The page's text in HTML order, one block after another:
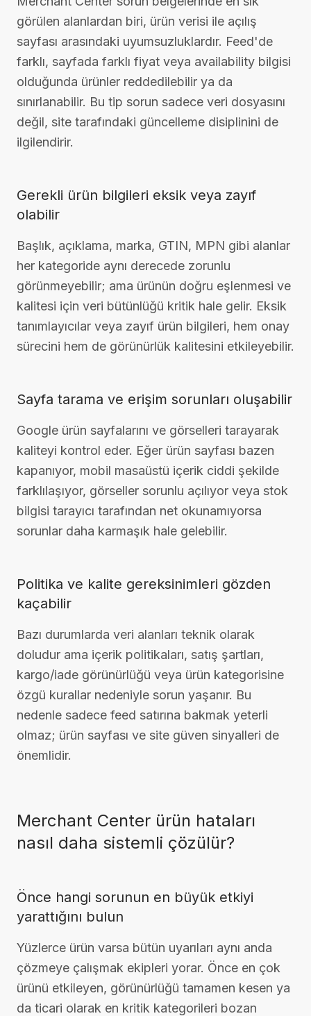
görülen alanlardan biri, ürün verisi ile açılış
sayfası arasındaki uyumsuzluklardır. Feed'de
farklı, sayfada farklı fiyat veya availability bilgisi
olduğunda ürünler reddedilebilir ya da
sınırlanabilir. Bu tip sorun sadece veri dosyasını
değil, site tarafındaki güncelleme disiplinini de
ilgilendirir.
Gerekli ürün bilgileri eksik veya zayıf
olabilir
Başlık, açıklama, marka, GTIN, MPN gibi alanlar
her kategoride aynı derecede zorunlu
görünmeyebilir; ama ürünün doğru eşlenmesi ve
kalitesi için veri bütünlüğü kritik hale gelir. Eksik
tanımlayıcılar veya zayıf ürün bilgileri, hem onay
sürecini hem de görünürlük kalitesini etkileyebilir.
Sayfa tarama ve erişim sorunları oluşabilir
Google ürün sayfalarını ve görselleri tarayarak
kaliteyi kontrol eder. Eğer ürün sayfası bazen
kapanıyor, mobil masaüstü içerik ciddi şekilde
farklılaşıyor, görseller sorunlu açılıyor veya stok
bilgisi tarayıcı tarafından net okunamıyorsa
sorunlar daha karmaşık hale gelebilir.
Politika ve kalite gereksinimleri gözden
kaçabilir
Bazı durumlarda veri alanları teknik olarak
doludur ama içerik politikaları, satış şartları,
kargo/iade görünürlüğü veya ürün kategorisine
özgü kurallar nedeniyle sorun yaşanır. Bu
nedenle sadece feed satırına bakmak yeterli
olmaz; ürün sayfası ve site güven sinyalleri de
önemlidir.
Merchant Center ürün hataları
nasıl daha sistemli çözülür?
Önce hangi sorunun en büyük etkiyi
yarattığını bulun
Yüzlerce ürün varsa bütün uyarıları aynı anda
çözmeye çalışmak ekipleri yorar. Önce en çok
ürünü etkileyen, görünürlüğü tamamen kesen ya
da ticari olarak en kritik kategorileri bozan